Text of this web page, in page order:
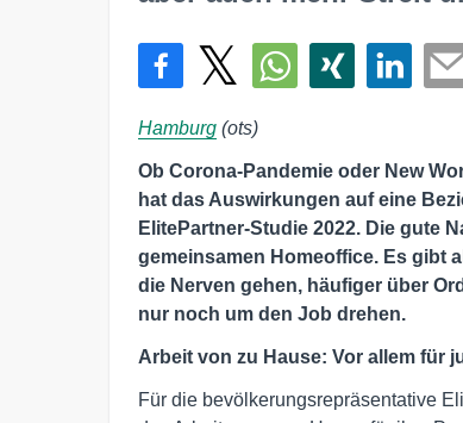
Hamburg (ots)
Ob Corona-Pandemie oder New
hat das Auswirkungen auf eine
ElitePartner-Studie 2022. Die gute
gemeinsamen Homeoffice. Es gibt
die Nerven gehen, häufiger über
nur noch um den Job drehen.
Arbeit von zu Hause: Vor allem für
Für die bevölkerungsrepräsentative